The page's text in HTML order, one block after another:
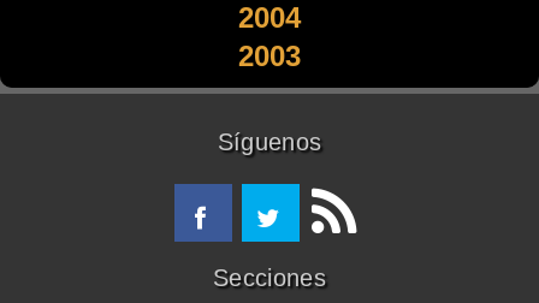
2004
2003
Síguenos
Secciones